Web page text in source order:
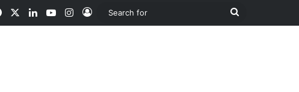
FacebookLinkedInYouTubeInstagram
Log In
Search